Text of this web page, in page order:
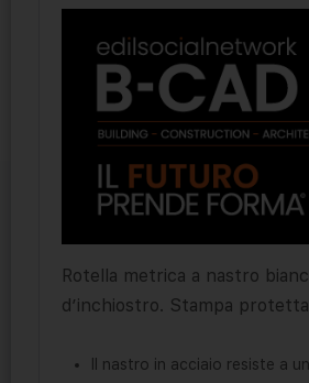
Rotella metrica a nastro
d’inchiostro. Stampa
Il nastro in acciaio resiste a